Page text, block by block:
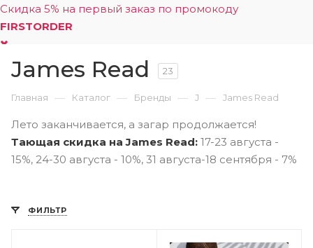
Скидка 5% на первый заказ по промокоду
FIRSTORDER
James Read 23
Главная — Каталог — Бренды — J — James Read
Лето заканчивается, а загар продолжается!
Тающая скидка на James Read: 17-23 августа -
15%, 24-30 августа - 10%, 31 августа-18 сентября - 7%
ФИЛЬТР